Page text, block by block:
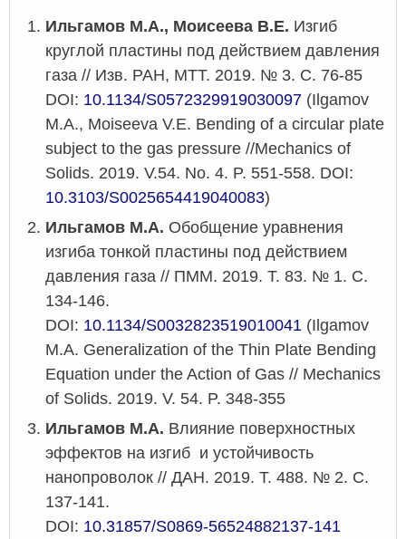
Ильгамов М.А., Моисеева В.Е. Изгиб
круглой пластины под действием давления
газа // Изв. РАН, МТТ. 2019. № 3. С. 76-85
DOI: 10.1134/S0572329919030097 (Ilgamov
M.A., Moiseeva V.E. Bending of a circular plate
subject to the gas pressure //Mechanics of
Solids. 2019. V.54. No. 4. P. 551-558. DOI:
10.3103/S0025654419040083)
Ильгамов М.А. Обобщение уравнения
изгиба тонкой пластины под действием
давления газа // ПММ. 2019. Т. 83. № 1. С.
134-146.
DOI: 10.1134/S0032823519010041 (Ilgamov
M.A. Generalization of the Thin Plate Bending
Equation under the Action of Gas // Mechanics
of Solids. 2019. V. 54. P. 348-355
Ильгамов М.А. Влияние поверхностных
эффектов на изгиб и устойчивость
нанопроволок // ДАН. 2019. Т. 488. № 2. С.
137-141.
DOI: 10.31857/S0869-56524882137-141